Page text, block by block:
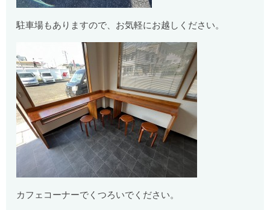
駐車場もありますので、お気軽にお越しください。
カフェコーナーでくつろいでください。